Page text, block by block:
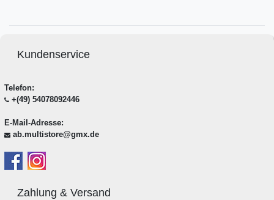
Kundenservice
Telefon:
+(49) 54078092446
E-Mail-Adresse:
ab.multistore@gmx.de
Zahlung & Versand